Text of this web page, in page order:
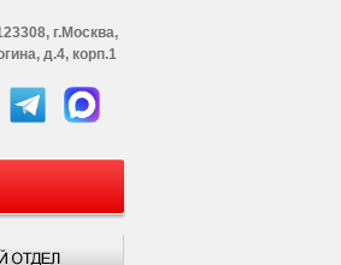
г.Москва,
д.4, корп.1